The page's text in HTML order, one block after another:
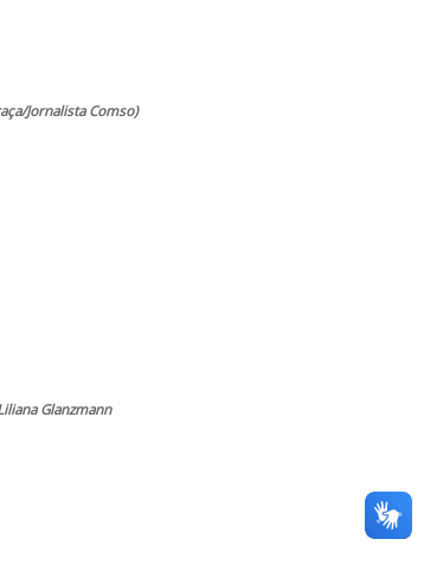
Jornalista Comso)
Glanzmann